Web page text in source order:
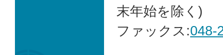
末年始を除く)
ファックス:048-